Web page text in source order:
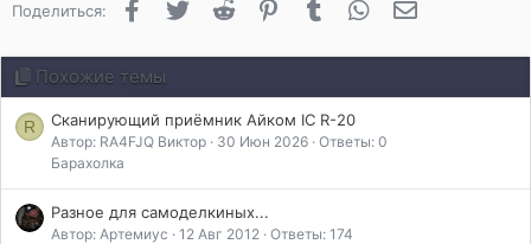
р
л
и
:
Поделиться: FacebookTwitter Reddit PinterestTumblr WhatsApp
Похожие темы
R Сканирующий приёмник Айком IC R-20
Автор: RA4FJQ Виктор 30 Июн 2026 Ответы: 0
Барахолка
Разное для самоделкиных...
Автор: Артемиус 12 Авг 2012
Ответы: 174